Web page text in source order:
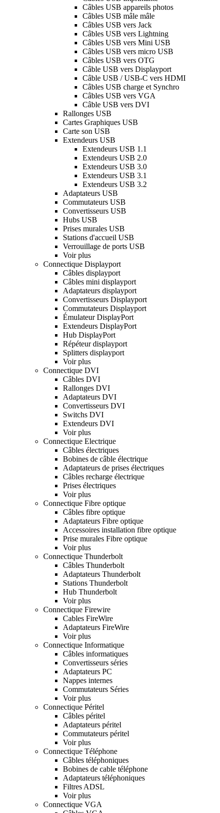
Câbles USB appareils photos
Câbles USB mâle mâle
Câbles USB vers Jack
Câbles USB vers Lightning
Câbles USB vers Mini USB
Câbles USB vers micro USB
Câbles USB vers OTG
Câble USB vers Displayport
Câble USB / USB-C vers HDMI
Câbles USB charge et Synchro
Câbles USB vers VGA
Câble USB vers DVI
Rallonges USB
Cartes Graphiques USB
Carte son USB
Extendeurs USB
Extendeurs USB 1.1
Extendeurs USB 2.0
Extendeurs USB 3.0
Extendeurs USB 3.1
Extendeurs USB 3.2
Adaptateurs USB
Commutateurs USB
Convertisseurs USB
Hubs USB
Prises murales USB
Stations d'accueil USB
Verrouillage de ports USB
Voir plus
Connectique Displayport
Câbles displayport
Câbles mini displayport
Adaptateurs displayport
Convertisseurs Displayport
Commutateurs Displayport
Émulateur DisplayPort
Extendeurs DisplayPort
Hub DisplayPort
Répéteur displayport
Splitters displayport
Voir plus
Connectique DVI
Câbles DVI
Rallonges DVI
Adaptateurs DVI
Convertisseurs DVI
Switchs DVI
Extendeurs DVI
Voir plus
Connectique Electrique
Câbles électriques
Bobines de câble électrique
Adaptateurs de prises électriques
Câbles recharge électrique
Prises électriques
Voir plus
Connectique Fibre optique
Câbles fibre optique
Adaptateurs Fibre optique
Accessoires installation fibre optique
Prise murales Fibre optique
Voir plus
Connectique Thunderbolt
Câbles Thunderbolt
Adaptateurs Thunderbolt
Stations Thunderbolt
Hub Thunderbolt
Voir plus
Connectique Firewire
Cables FireWire
Adaptateurs FireWire
Voir plus
Connectique Informatique
Câbles informatiques
Convertisseurs séries
Adaptateurs PC
Nappes internes
Commutateurs Séries
Voir plus
Connectique Péritel
Câbles péritel
Adaptateurs péritel
Commutateurs péritel
Voir plus
Connectique Téléphone
Câbles téléphoniques
Bobines de cable téléphone
Adaptateurs téléphoniques
Filtres ADSL
Voir plus
Connectique VGA